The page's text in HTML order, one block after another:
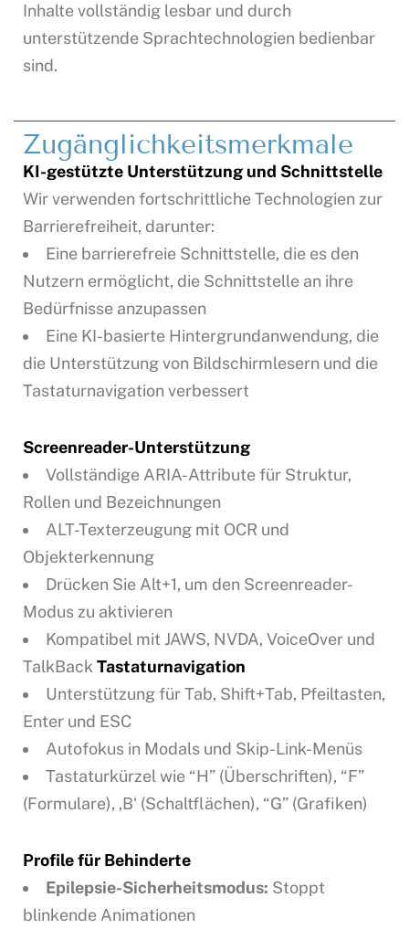
Inhalte vollständig lesbar und durch
unterstützende Sprachtechnologien bedienbar
sind.
Zugänglichkeitsmerkmale
KI-gestützte Unterstützung und Schnittstelle
Wir verwenden fortschrittliche Technologien zur
Barrierefreiheit, darunter:
Eine barrierefreie Schnittstelle, die es den
Nutzern ermöglicht, die Schnittstelle an ihre
Bedürfnisse anzupassen
Eine KI-basierte Hintergrundanwendung, die
die Unterstützung von Bildschirmlesern und die
Tastaturnavigation verbessert
Screenreader-Unterstützung
Vollständige ARIA-Attribute für Struktur,
Rollen und Bezeichnungen
ALT-Texterzeugung mit OCR und
Objekterkennung
Drücken Sie Alt+1, um den Screenreader-
Modus zu aktivieren
Kompatibel mit JAWS, NVDA, VoiceOver und
TalkBack Tastaturnavigation
Unterstützung für Tab, Shift+Tab, Pfeiltasten,
Enter und ESC
Autofokus in Modals und Skip-Link-Menüs
Tastaturkürzel wie “H” (Überschriften), “F”
(Formulare), ‚B‘ (Schaltflächen), “G” (Grafiken)
Profile für Behinderte
Epilepsie-Sicherheitsmodus: Stoppt
blinkende Animationen